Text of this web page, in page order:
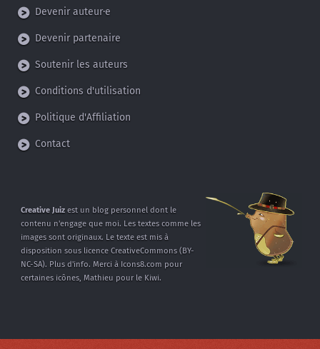
Devenir auteur·e
Devenir partenaire
Soutenir les auteurs
Conditions d'utilisation
Politique d'Affiliation
Contact
Creative Juizest un blog personnel dontle
contenu n'engage que moi. Les textes comme les
images sontoriginaux. Le texte est mis à
disposition sous licence CreativeCommons(BY-
NC-SA). Plus d'info. Merci à Icons8.com pour
certaines icônes, Mathieu pour le Kiwi.